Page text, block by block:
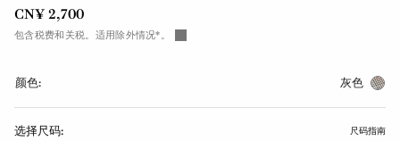
CN¥ 2,700
包含税费和关税。适用除外情况*。
颜色: 灰色
选择尺码: 尺码指南